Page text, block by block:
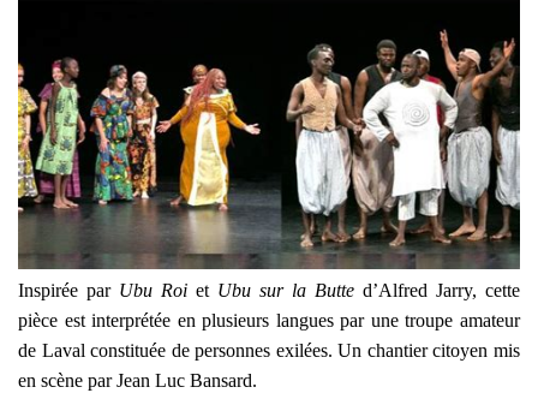
Inspirée parUbu Roi et Ubu sur la Butte d’Alfred Jarry, cette
pièce est interprétée en plusieurs langues par une troupe amateur
de Laval constituée de personnes exilées. Un chantier citoyen mis
en scène par Jean Luc Bansard.